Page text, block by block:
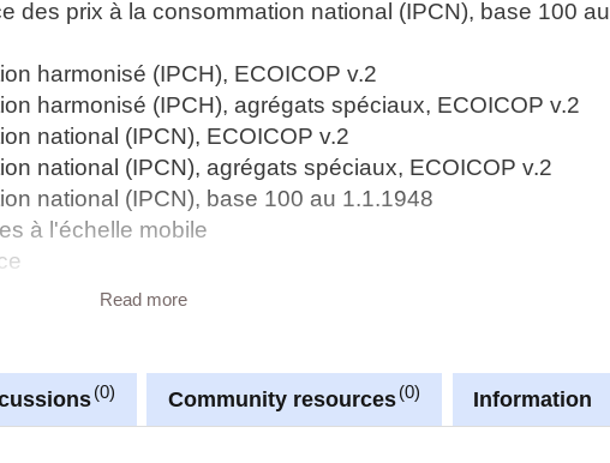
des prix à la consommation national (IPCN), base 100 au
harmonisé (IPCH), ECOICOP v.2
harmonisé (IPCH), agrégats spéciaux, ECOICOP v.2
national (IPCN), ECOICOP v.2
national (IPCN), agrégats spéciaux, ECOICOP v.2
national (IPCN), base 100 au 1.1.1948
à l'échelle mobile
par type de client
par type de client
harmonisé (IPCH), ECOICOP v.1
Read more
0 Community resources 0 Information